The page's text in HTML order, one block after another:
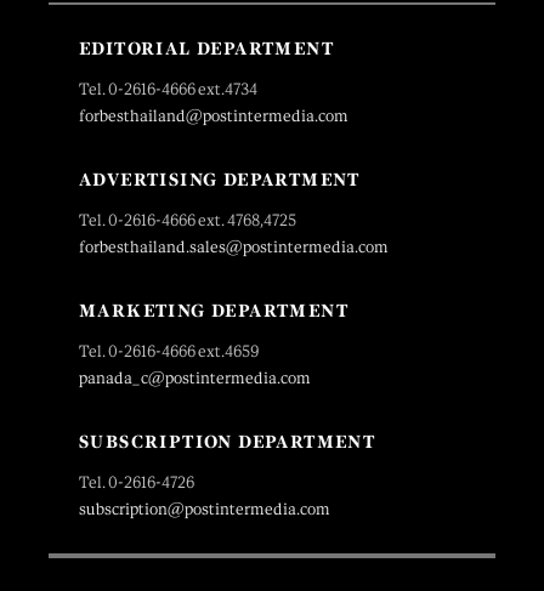
EDITORIAL DEPARTMENT
Tel. 0-2616-4666 ext.4734
forbesthailand@postintermedia.com
ADVERTISING DEPARTMENT
Tel. 0-2616-4666 ext. 4768,4725
forbesthailand.sales@postintermedia.com
MARKETING DEPARTMENT
Tel. 0-2616-4666 ext.4659
panada_c@postintermedia.com
SUBSCRIPTION DEPARTMENT
Tel. 0-2616-4726
subscription@postintermedia.com